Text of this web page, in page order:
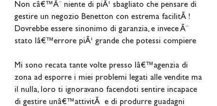
Non câ€™Ã¨ niente di piÃ¹ sbagliato che pensare di
gestire un negozio Benetton con estrema facilitÃ !
Dovrebbe essere sinonimo di garanzia, e invece Ã¨
stato lâ€™errore piÃ¹ grande che potessi compiere
Mi sono recata tante volte presso lâ€™agenzia di
zona ad esporre i miei problemi legati alle vendite ma
il nulla, loro ti ignoravano facendoti sentire incapace
di gestire unâ€™attivitÃ e di produrre guadagni